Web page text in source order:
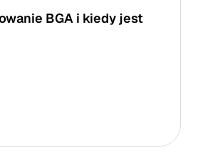
BGA i kiedy jest